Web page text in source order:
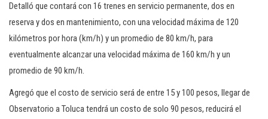
Detalló que contará con 16 trenes en servicio permanente, dos en
reserva y dos en mantenimiento, con una velocidad máxima de 120
kilómetros por hora (km/h) y un promedio de 80 km/h, para
eventualmente alcanzar una velocidad máxima de 160 km/h y un
promedio de 90 km/h.
Agregó que el costo de servicio será de entre 15 y 100 pesos, llegar de
Observatorio a Toluca tendrá un costo de solo 90 pesos, reducirá el